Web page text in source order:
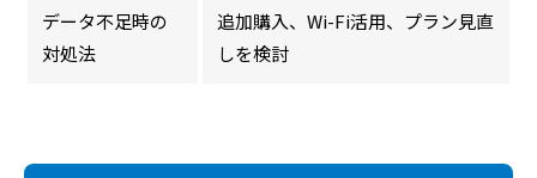
データ不足時の
対処法
追加購入、Wi-Fi活用、プラン見直
しを検討